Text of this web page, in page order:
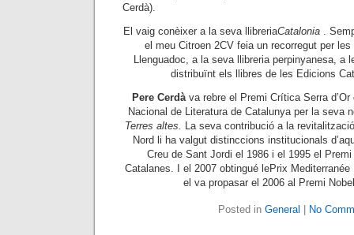
Cerdà).
El vaig conèixer a la seva llibreriaCatalonia .
el meu Citroen 2CV feia un recorregut per
Llenguadoc, a la seva llibreria perpinyanesa, a
distribuïnt els llibres de les Edicions
Pere Cerdà va rebre el Premi Crítica Serra
Nacional de Literatura de Catalunya per la seva
Terres altes. La seva contribució a la
Nord li ha valgut distinccions institucionals
Creu de Sant Jordi el 1986 i el 1995 el Premi
Catalanes. I el 2007 obtingué lePrix
el va propasar el 2006 al Premi
Posted in General No